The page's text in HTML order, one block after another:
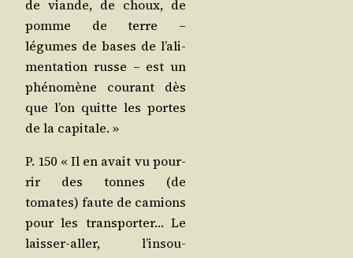
de viande, de choux, de
pomme de terre –
légumes de bases de l’a­li­
men­ta­tion russe – est un
phé­no­mène cou­rant dès
que l’on quitte les portes
de la capitale. »
P. 150 « Il en avait vu pour­
rir des tonnes (de
tomates) faute de camions
pour les trans­por­ter… Le
lais­ser-aller, l’in­sou­